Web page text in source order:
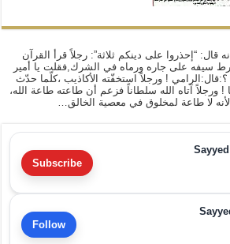
قال: “إحذروا على دينكم ثلاثة”: رجلاً قرأ القرآن
سيفه على جاره ورماه في الشرك,فقلت يا أمير
؟:قال:الرامي ! ورجلاً استخفّته الأكاذيب ،كلّما حدّث
ورجلاً آتاه الله سلطاناً فزعم أن طاعته طاعة الله،
لا طاعة لمخلوق في معصية الخالق…
Subscribe
Follow